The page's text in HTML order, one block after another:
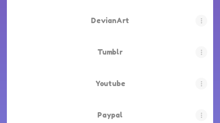
DevianArt
Tumblr
Youtube
Paypal